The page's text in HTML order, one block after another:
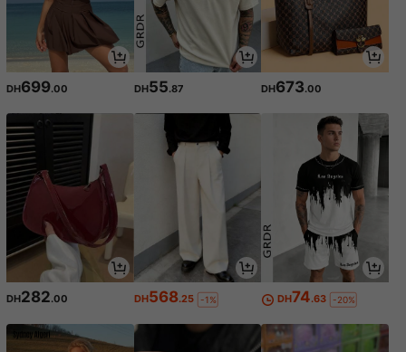
DH699.00 DH55.87 DH673.00
DH282.00 DH568.25 -1% DH74.63 -20%